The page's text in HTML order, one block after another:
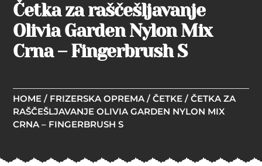
Četka za raščešljavanje
Olivia Garden Nylon Mix
Crna – Fingerbrush S
HOME / FRIZERSKA OPREMA /ČETKE / ČETKA ZA
RAŠČEŠLJAVANJE OLIVIA GARDEN NYLON MIX
CRNA – FINGERBRUSH S